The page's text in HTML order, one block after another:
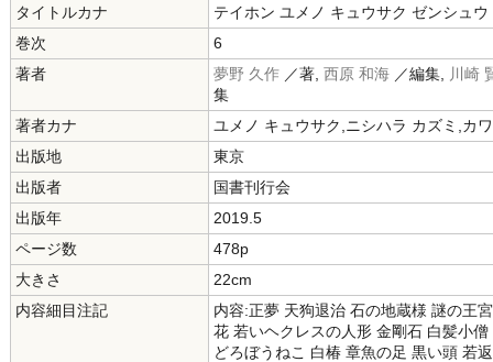
タイトルカナ
テイホン ユメノ キュウサク ゼンシュウ
巻次
6
著者
夢野 久作 ／著, 西原 和海 ／編集,
川崎
集
著者カナ
ユメノ キュウサク,ニシハラ カズミ,カ
出版地
東京
出版者
国書刊行会
出版年
2019.5
ページ数
478p
大きさ
22cm
内容細目注記
内容:正夢 天狗退治 石の地蔵様 謎の王
花 若いヘクレスの人形 金剛石 白髪小
どろぼうねこ 白椿 章魚の足 黒い頭 若